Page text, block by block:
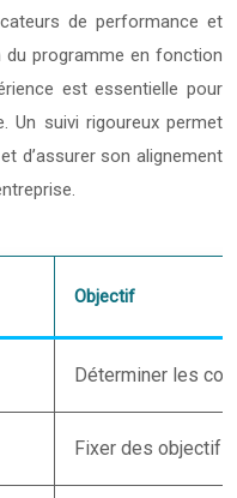
de performance et
du programme en fonction
est essentielle pour
Un suivi rigoureux permet
d’assurer son alignement
Objectif
Déterminer les
Fixer des objectifs